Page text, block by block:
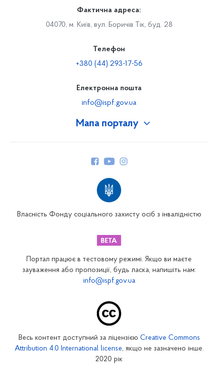
Мапа порталу
Закарпатське відділення
Запорізьке відділення
Кіровоградське відділення
Фактична адреса:
04070, м. Київ, вул. Боричів Тік, буд. 28
Телефон
+380 (44) 293-17-56
Електронна пошта
info@ispf.gov.ua
Власність Фонду соціального захисту осіб з інвалідністю
Портал працює в тестовому режимі. Якщо ви маєте
зауваження або пропозиції, будь ласка, напишіть нам:
info@ispf.gov.ua
Весь контент доступний за ліцензією Creative Commons
Attribution 4.0 International license, якщо не зазначено інше.
2020 рік